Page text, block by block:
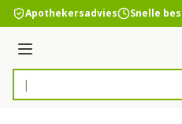
Ga naar de inhoud
Apothekersadvies Snelle
Menu
Product, merk, categorie...